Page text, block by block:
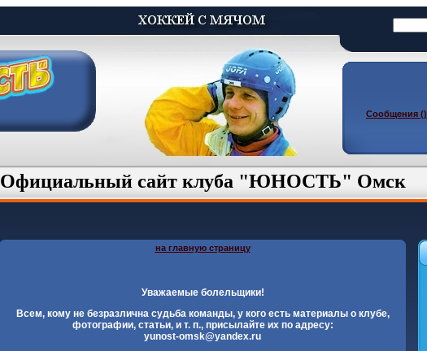
Cообщения ()
Официальный сайт клуба "ЮНОСТЬ" Омск
на главную страницу
Уважаемые болельщики!
Всем, кому не безразлична судьба команды, у кого есть материалы о клубе,
фотографии, статьи, и т. п., присылайте их по адресу:
yunost-omsk@yandex.ru